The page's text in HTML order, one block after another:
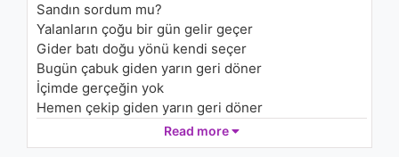
02:55
04:39
Serkan Kaya - Sevemiyorum
Sandın sordum mu?
Yalanların çoğu bir gün gelir geçer
Gider batı doğu yönü kendi seçer
Bugün çabuk giden yarın geri döner
İçimde gerçeğin yok
Hemen çekip giden yarın geri döner
Seninse döndüğün yok
Herşeyi koy bir torbaya
Read more